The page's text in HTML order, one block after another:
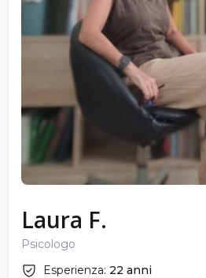
Laura F.
Psicologo
Esperienza: 22 anni